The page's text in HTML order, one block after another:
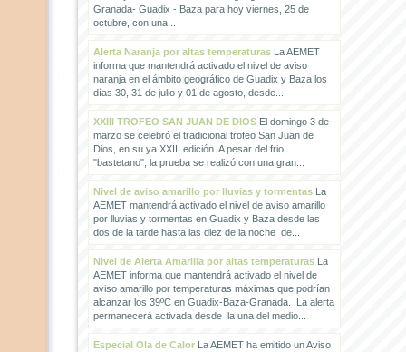
Granada- Guadix - Baza para hoy viernes, 25 de
octubre, con una...
Alerta Naranja por altas temperaturasLa AEMET
informa que mantendrá activado el nivel de aviso
naranja en el ámbito geográfico de Guadix y Baza los
días 30, 31 de julio y 01 de agosto, desde...
XXIII TROFEO SAN JUAN DE DIOSEl domingo 3 de
marzo se celebró el tradicional trofeo San Juan de
Dios, en su ya XXIII edición. A pesar del frio
"bastetano", la prueba se realizó con una gran...
Nivel de aviso amarillo por lluvias y tormentasLa
AEMET mantendrá activado el nivel de aviso amarillo
por lluvias y tormentas en Guadix y Baza desde las
dos de la tarde hasta las diez de la noche de...
Nivel de Alerta Amarilla por altas temperaturasLa
AEMET informa que mantendrá activado el nivel de
aviso amarillo por temperaturas máximas que podrían
alcanzar los 39ºC en Guadix-Baza-Granada. La alerta
permanecerá activada desde la una del medio...
Especial Ola de CalorLa AEMET ha emitido un Aviso